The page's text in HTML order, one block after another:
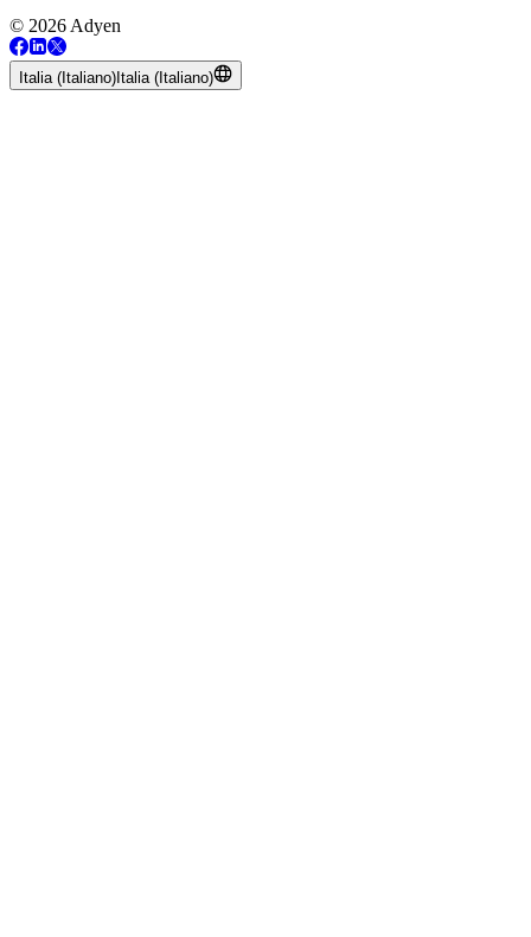
© 2026 Adyen
Italia (Italiano) Italia (Italiano)